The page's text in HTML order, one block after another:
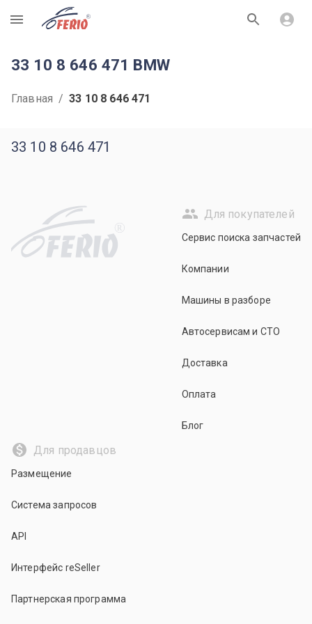
R
33 10 8 646 471 BMW
Главная / 33 10 8 646 471
33 10 8 646 471
R
Для покупателей
Сервис поиска запчастей
Компании
Машины в разборе
Автосервисам и СТО
Доставка
Оплата
Блог
Для продавцов
Размещение
Система запросов
API
Интерфейс reSeller
Партнерская программа